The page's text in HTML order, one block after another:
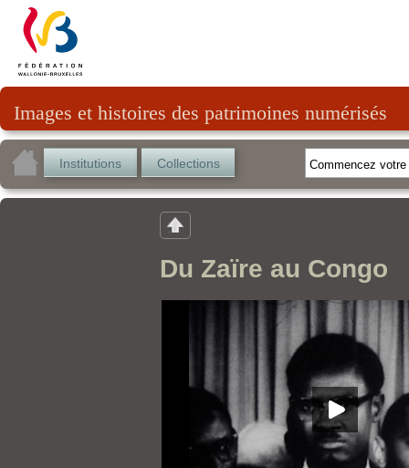
Images et histoires des patrimoines numérisés
Institutions Collections
Du Zaïre au Congo